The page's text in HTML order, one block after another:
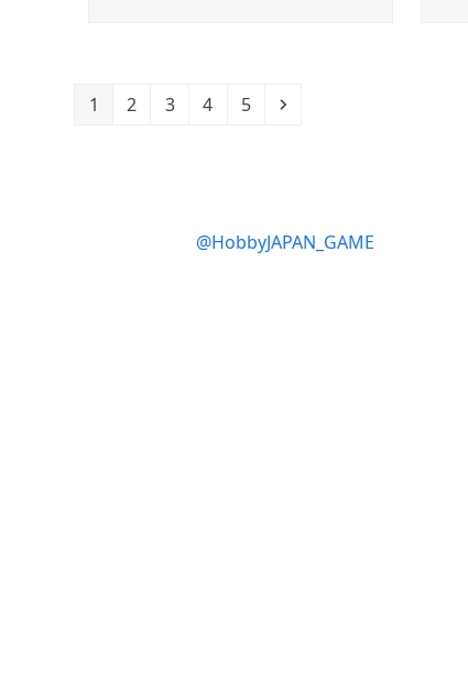
Page
1 Page
2 Page
3 Page
4 Page
5 Next
@HobbyJAPAN_GAME